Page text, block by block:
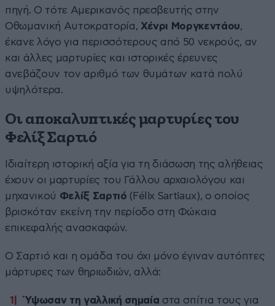
πηγή. Ο τότε Αμερικανός πρεσβευτής στην
Οθωμανική Αυτοκρατορία, Χένρι Μοργκεντάου,
έκανε λόγο για περισσότερους από 50 νεκρούς, αν
και άλλες μαρτυρίες και ιστορικές έρευνες
ανεβάζουν τον αριθμό των θυμάτων κατά πολύ
υψηλότερα.
Οι αποκαλυπτικές μαρτυρίες του
Φελίξ Σαρτιό
Ιδιαίτερη ιστορική αξία για τη διάσωση της αλήθειας
έχουν οι μαρτυρίες του Γάλλου αρχαιολόγου και
μηχανικού Φελίξ Σαρτιό (Félix Sartiaux), ο οποίος
βρισκόταν εκείνη την περίοδο στη Φώκαια
επικεφαλής ανασκαφών.
Ο Σαρτιό και η ομάδα του όχι μόνο έγιναν αυτόπτες
μάρτυρες των θηριωδιών, αλλά:
Ύψωσαν τη γαλλική σημαία στα σπίτια τους για